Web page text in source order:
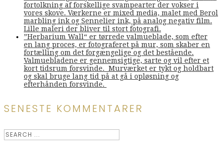
fortolkning af forskellige svampearter der vokser i
vores skove. Værkerne er mixed media, malet med Berol
marbling ink og Sennelier ink, på analog negativ film.
Lille maleri der bliver til stort fotografi.
”Herbarium Wall“ er tørrede valmueblade, som efter
en lang proces, er fotograferet på mur, som skaber en
fortælling om det forgængelige og det bestående.
Valmuebladene er gennemsigtige, sarte og vil efter et
kort tidsrum forsvinde. Murværket er tykt og holdbart
og skal bruge lang tid på at gå i opløsning og
efterhånden forsvinde.
SENESTE KOMMENTARER